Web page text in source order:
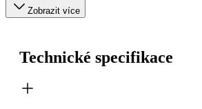
Zobrazit více
Technické specifikace